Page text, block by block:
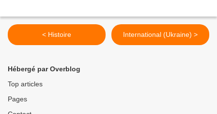
< Histoire International (Ukraine) >
Hébergé par Overblog
Top articles
Pages